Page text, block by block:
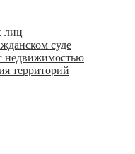
лиц
суде
недвижимостью
территорий